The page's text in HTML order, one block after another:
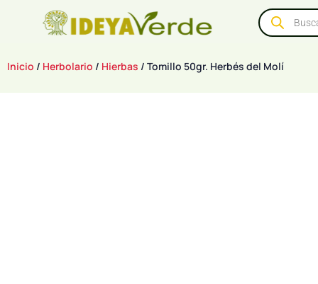
Inicio / Herbolario / Hierbas / Tomillo 50gr. Herbés del Molí